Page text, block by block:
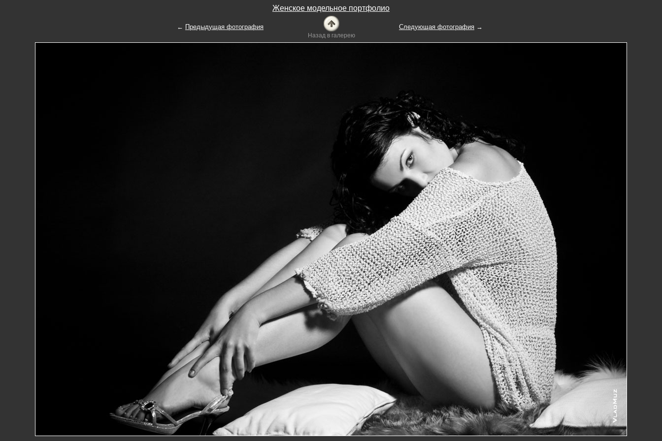
Женское модельное портфолио
← Предыдущая фотография
Назад в галерею
Следующая фотография →